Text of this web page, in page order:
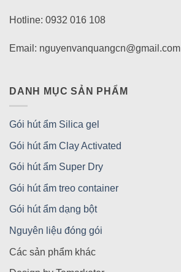
Hotline: 0932 016 108
Email: nguyenvanquangcn@gmail.com
DANH MỤC SẢN PHẨM
Gói hút ẩm Silica gel
Gói hút ẩm Clay Activated
Gói hút ẩm Super Dry
Gói hút ẩm treo container
Gói hút ẩm dạng bột
Nguyên liệu đóng gói
Các sản phẩm khác